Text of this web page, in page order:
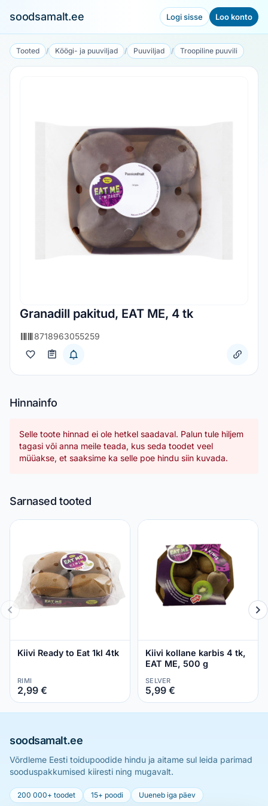
soodsamalt.ee Logi sisse Loo konto
Tooted / Köögi- ja puuviljad / Puuviljad / Troopiline puuvili
Granadill pakitud, EAT ME, 4 tk
8718963055259
Hinnainfo
Selle toote hinnad ei ole hetkel saadaval. Palun tule hiljem
tagasi või anna meile teada, kus seda toodet veel
müüakse, et saaksime ka selle poe hindu siin kuvada.
Sarnased tooted
Kiivi Ready to Eat 1kl 4tk
RIMI
2,99 €
Kiivi kollane karbis 4 tk,
EAT ME, 500 g
SELVER
5,99 €
soodsamalt.ee
Võrdleme Eesti toidupoodide hindu ja aitame sul leida parimad
sooduspakkumised kiiresti ning mugavalt.
200 000+ toodet 15+ poodi Uueneb iga päev